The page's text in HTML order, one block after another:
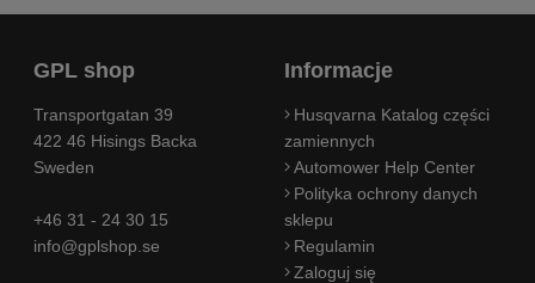
GPL shop
Transportgatan 39
422 46 Hisings Backa
Sweden
+46 31 - 24 30 15
info@gplshop.se
Informacje
Husqvarna Katalog części
zamiennych
Automower Help Center
Polityka ochrony danych
sklepu
Regulamin
Zaloguj się